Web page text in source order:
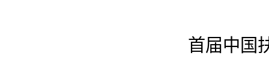
首届中国